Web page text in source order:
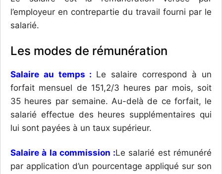
l’employeur en contrepartie du travail fourni par le
salarié.
Les modes de rémunération
Salaire au temps : Le salaire correspond à un
forfait mensuel de 151,2/3 heures par mois, soit
35 heures par semaine. Au-delà de ce forfait, le
salarié effectue des heures supplémentaires qui
lui sont payées à un taux supérieur.
Salaire à la commission :Le salarié est rémunéré
par application d’un pourcentage appliqué sur son